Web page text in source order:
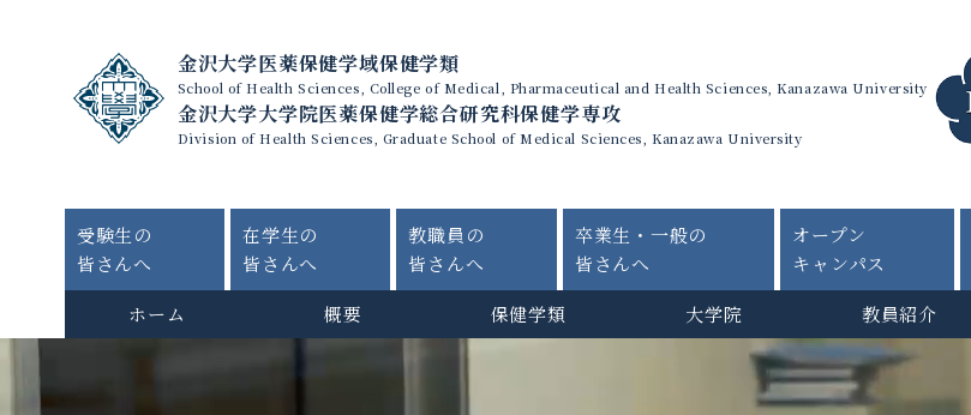
金沢大学医薬保健学域保健学類
School of Health Sciences, College of Medical, Pharmaceutical and Health Sciences, Kanazawa University
金沢大学大学院医薬保健学総合研究科保健学専攻
Division of Health Sciences, Graduate School of Medical Sciences, Kanazawa University
受験生の
皆さんへ
在学生の
皆さんへ
教職員の
皆さんへ
卒業生・一般の
皆さんへ
オープン
キャンパス
ホーム
概要 保健学類 大学院 教員紹介